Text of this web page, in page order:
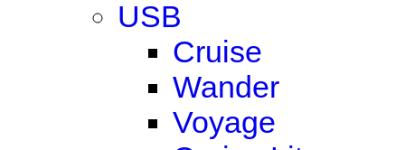
USB
Cruise
Wander
Voyage